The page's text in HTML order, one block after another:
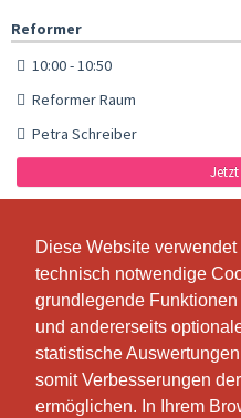
Diese Website
technisch notwendige
grundlegende
und andererseits
statistische
somit Verbesserungen
ermöglichen. In Ihrem
Diese Website
technisch notwendige
grundlegende
und andererseits
statistische
somit Verbesserungen
ermöglichen. In Ihrem
Reformer
10:00 - 10:50
Reformer Raum
Petra Schreiber
TRX
10:00 - 10:50
Gym Raum
Jeanine Lerch-Weitnauer